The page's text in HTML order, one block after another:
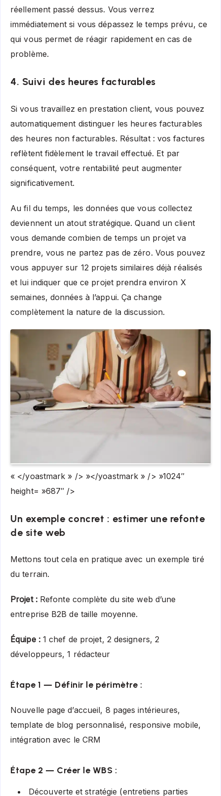
réellement passé dessus. Vous verrez
immédiatement si vous dépassez le temps prévu, ce
qui vous permet de réagir rapidement en cas de
problème.
4. Suivi des heures facturables
Si vous travaillez en prestation client, vous pouvez
automatiquement distinguer les heures facturables
des heures non facturables. Résultat : vos factures
reflètent fidèlement le travail effectué. Et par
conséquent, votre rentabilité peut augmenter
significativement.
Au fil du temps, les données que vous collectez
deviennent un atout stratégique. Quand un client
vous demande combien de temps un projet va
prendre, vous ne partez pas de zéro. Vous pouvez
vous appuyer sur 12 projets similaires déjà réalisés
et lui indiquer que ce projet prendra environ X
semaines, données à l’appui. Ça change
complètement la nature de la discussion.
« </yoastmark » /> »</yoastmark » /> »1024″
height= »687″ />
Un exemple concret : estimer une refonte
de site web
Mettons tout cela en pratique avec un exemple tiré
du terrain.
Projet :Refonte complète du site web d’une
entreprise B2B de taille moyenne.
Équipe :1 chef de projet, 2 designers, 2
développeurs, 1 rédacteur
Étape 1 — Définir le périmètre :
Nouvelle page d’accueil, 8 pages intérieures,
template de blog personnalisé, responsive mobile,
intégration avec le CRM
Étape 2 — Créer le WBS :
Découverte et stratégie (entretiens parties